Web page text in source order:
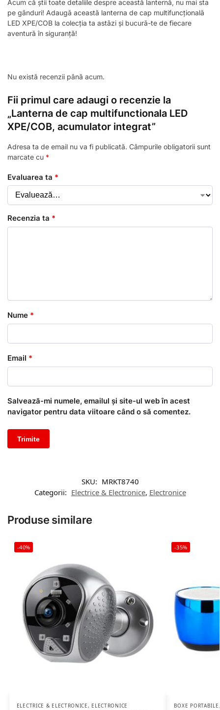
Acum că știi toate detaliile despre această lanternă, nu mai sta
pe gânduri! Adaugă această lanterna de cap multifuncțională
LED XPE/COB la colecția ta astăzi și bucură-te de fiecare
aventură în siguranță!
Nu există recenzii până acum.
Fii primul care adaugi o recenzie la
„Lanterna de cap multifunctionala LED
XPE/COB, acumulator integrat”
Adresa ta de email nu va fi publicată. Câmpurile obligatorii sunt
marcate cu *
Evaluarea ta *
Recenzia ta *
Nume *
Email *
Salvează-mi numele, emailul și site-ul web în acest
navigator pentru data viitoare când o să comentez.
SKU: MRKT8740
Categorii: Electrice & Electronice, Electronice
Produse similare
-40%
ELECTRICE & ELECTRONICE, ELECTRONICE
-35%
BOXE PORTABILE